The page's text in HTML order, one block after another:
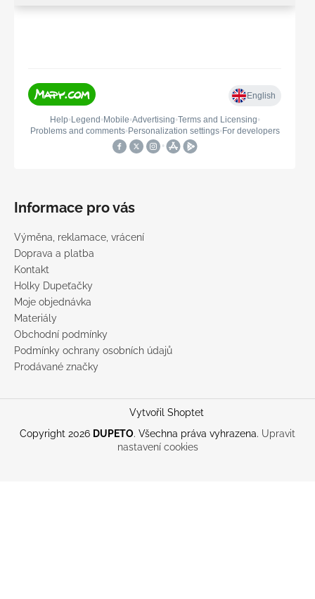
Informace pro vás
Výměna, reklamace, vrácení
Doprava a platba
Kontakt
Holky Dupeťačky
Moje objednávka
Materiály
Obchodní podmínky
Podmínky ochrany osobních údajů
Prodávané značky
Vytvořil Shoptet
Copyright 2026 DUPETO. Všechna práva vyhrazena. Upravit
nastavení cookies